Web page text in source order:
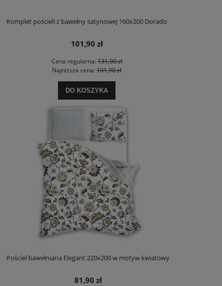
Komplet pościeli z bawełny satynowej 160x200 Dorado
101,90 zł
Cena regularna:131,90 zł
Najniższa cena: 101,90 zł
DO KOSZYKA
Pościel bawełniana Elegant 220x200 w motyw kwiatowy
81,90 zł